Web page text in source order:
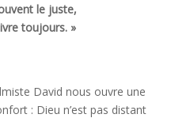
le juste,
toujours. »
David nous ouvre une
: Dieu n’est pas distant